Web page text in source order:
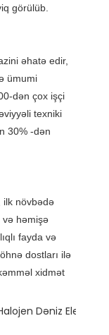
əhatə edir,
ümumi
dən çox işçi
texniki
30% -dən
ilk növbədə
və həmişə
fayda və
dostları ilə
xidmət